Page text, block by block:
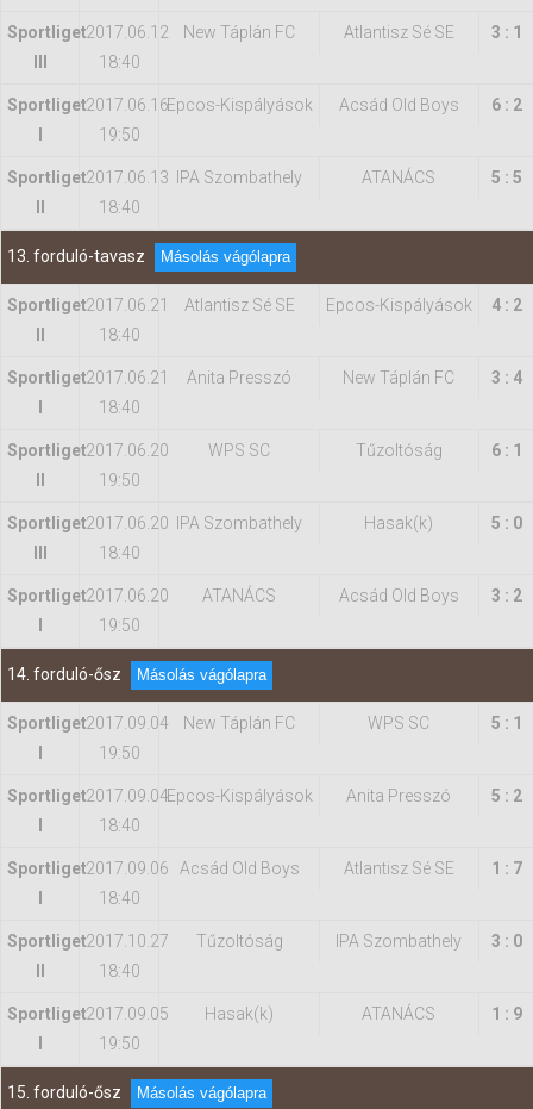
Sportliget2017.06.12
18:40
New Táplán FC Atlantisz Sé SE 3 : 1
Sportliget2017.06.16
19:50
Epcos-Kispályások Acsád Old Boys 6 : 2
Sportliget2017.06.13
18:40
IPA Szombathely ATANÁCS 5 : 5
13. forduló-tavasz Másolás vágólapra
Sportliget2017.06.21
18:40
Atlantisz Sé SE Epcos-Kispályások 4 : 2
Sportliget2017.06.21
18:40
Anita Presszó New Táplán FC 3 : 4
Sportliget2017.06.20
19:50
WPS SC Tűzoltóság 6 : 1
Sportliget2017.06.20
18:40
IPA Szombathely Hasak(k) 5 : 0
Sportliget2017.06.20
19:50
ATANÁCS Acsád Old Boys 3 : 2
14. forduló-ősz Másolás vágólapra
Sportliget2017.09.04
19:50
New Táplán FC WPS SC 5 : 1
Sportliget2017.09.04
18:40
Epcos-Kispályások Anita Presszó 5 : 2
Sportliget2017.09.06
18:40
Acsád Old Boys Atlantisz Sé SE 1 : 7
Sportliget2017.10.27
18:40
Tűzoltóság IPA Szombathely 3 : 0
Sportliget2017.09.05
19:50
Hasak(k) ATANÁCS 1 : 9
15. forduló-ősz Másolás vágólapra